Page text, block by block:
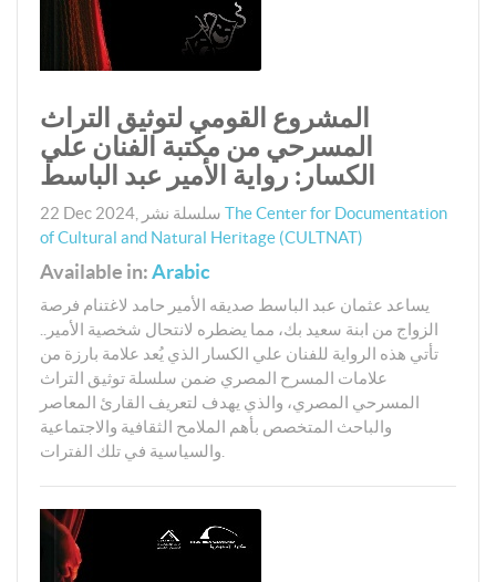
المشروع القومي لتوثيق التراث
المسرحي من مكتبة الفنان علي
الكسار: رواية الأمير عبد الباسط
22 Dec 2024 سلسلة نشر The Center for Documentation
of Cultural and Natural Heritage (CULTNAT)
Available in:Arabic
يساعد عثمان عبد الباسط صديقه الأمير حامد لاغتنام فرصة
الزواج من ابنة سعيد بك، مما يضطره لانتحال شخصية الأمير..
تأتي هذه الرواية للفنان علي الكسار الذي يُعد علامة بارزة من
علامات المسرح المصري ضمن سلسلة توثيق التراث
المسرحي المصري، والذي يهدف لتعريف القارئ المعاصر
والباحث المتخصص بأهم الملامح الثقافية والاجتماعية